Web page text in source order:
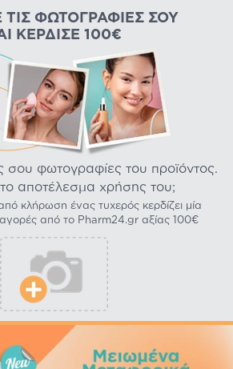
ΦΩΤΟΓΡΑΦΊΕΣ ΣΟΥ
ΚΈΡΔΙΣΕ 100€
σου φωτογραφίες του προϊόντος.
το αποτέλεσμα χρήσης του;
κλήρωση ένας τυχερός κερδίζει μία
από το Pharm24.gr αξίας 100€